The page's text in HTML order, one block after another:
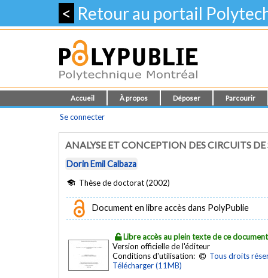
< Retour au portail
Accueil À propos Déposer Parcourir
Se connecter
ANALYSE ET CONCEPTION DES CIRCUITS
Dorin Emil Calbaza
Thèse de doctorat (2002)
Document en libre accès dans PolyPublie
Libre accès au plein texte de ce document
Version officielle de l'éditeur
Conditions d'utilisation:
Tous droits
Télécharger (11MB)